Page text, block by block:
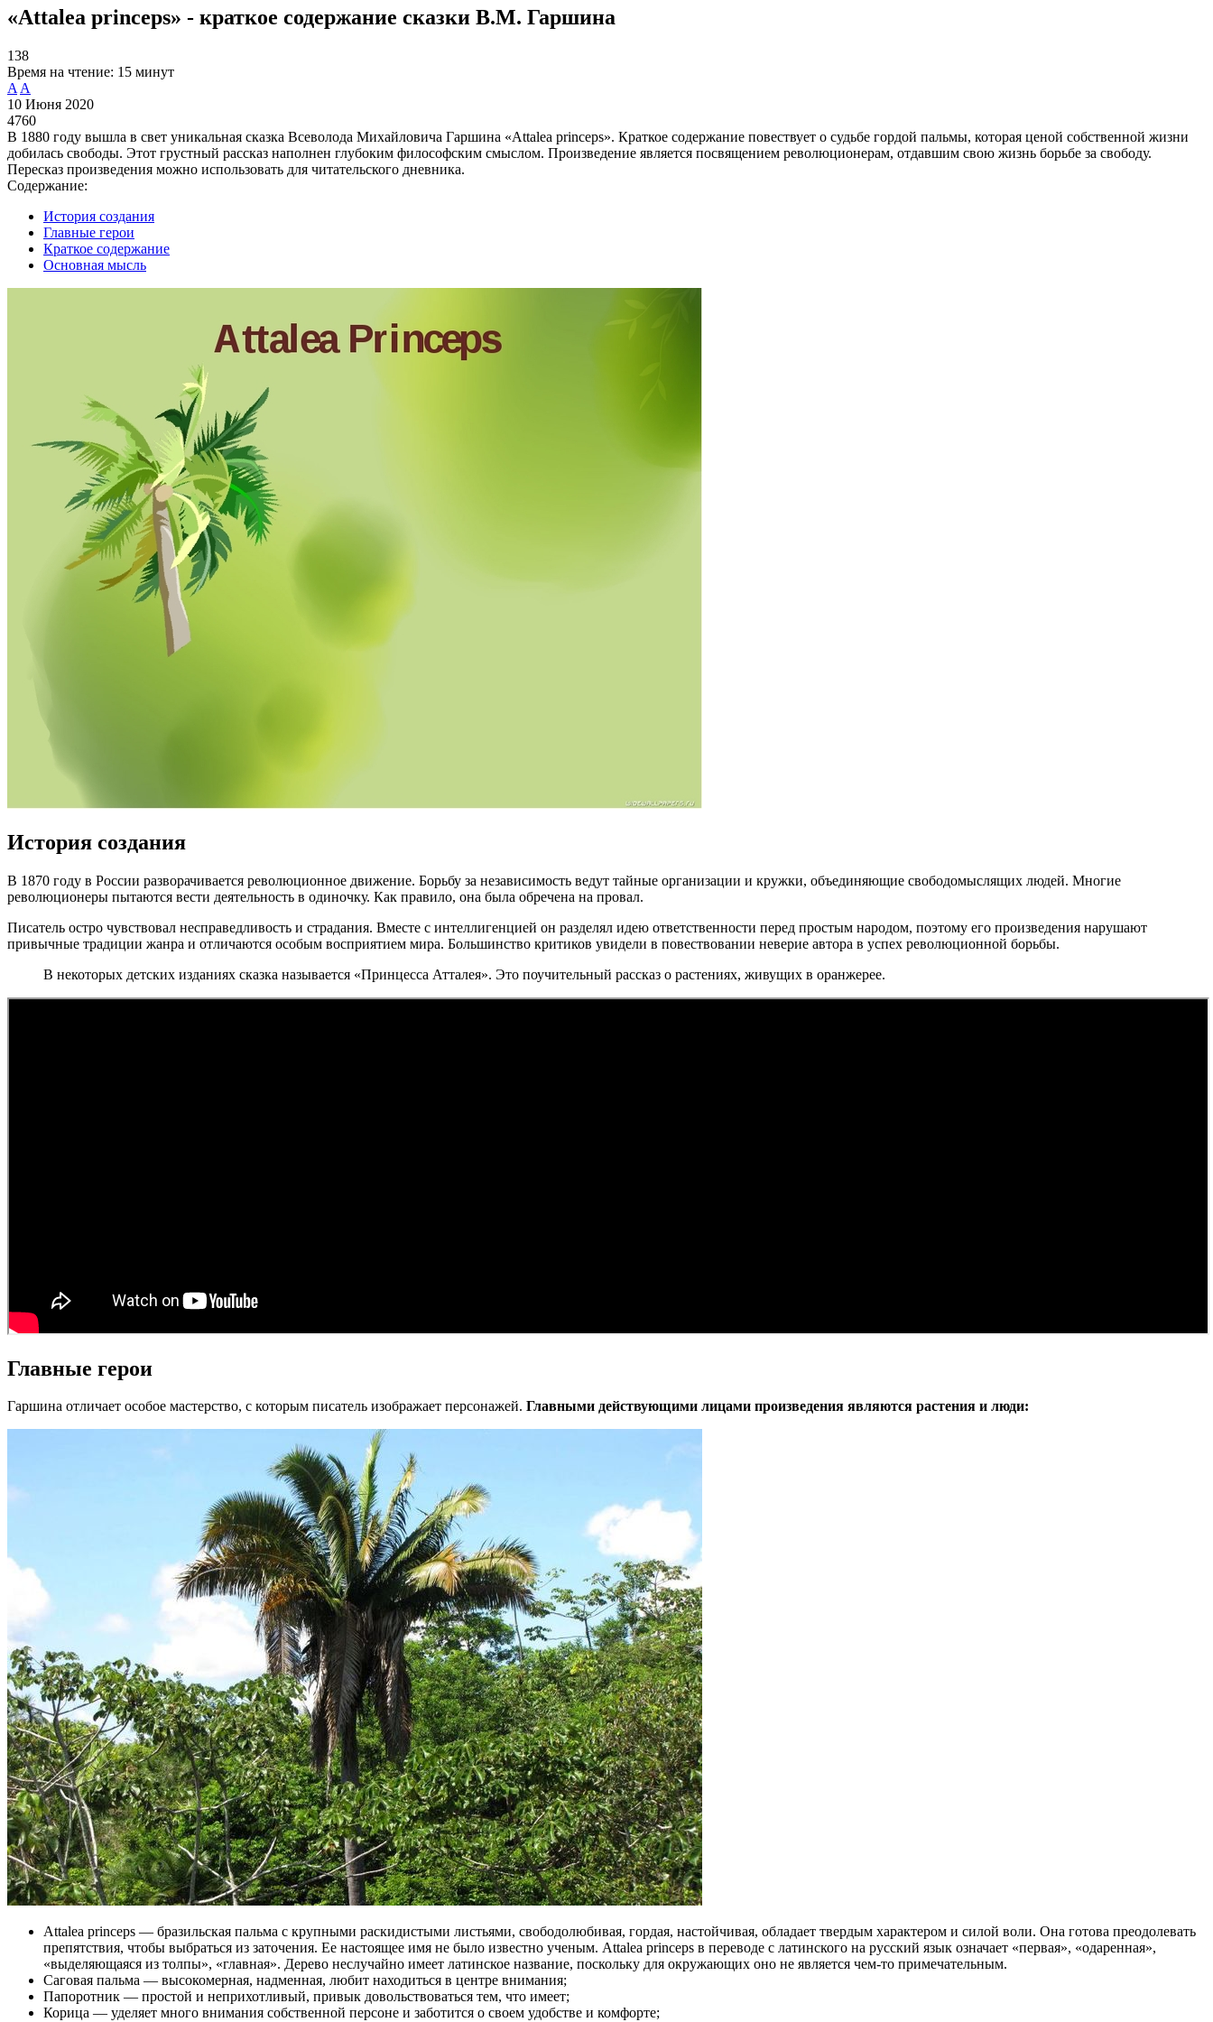
«Attalea princeps» - краткое содержание сказки В.М. Гаршина
138
Время на чтение: 15 минут
A A
10 Июня 2020
4760
В 1880 году вышла в свет уникальная сказка Всеволода Михайловича Гаршина «Attalea princeps». Краткое содержание повествует о судьбе гордой пальмы, которая ценой собственной жизни
добилась свободы. Этот грустный рассказ наполнен глубоким философским смыслом. Произведение является посвящением революционерам, отдавшим свою жизнь борьбе за свободу.
Пересказ произведения можно использовать для читательского дневника.
Содержание:
История создания
Главные герои
Краткое содержание
Основная мысль
История создания
В 1870 году в России разворачивается революционное движение. Борьбу за независимость ведут тайные организации и кружки, объединяющие свободомыслящих людей. Многие
революционеры пытаются вести деятельность в одиночку. Как правило, она была обречена на провал.
Писатель остро чувствовал несправедливость и страдания. Вместе с интеллигенцией он разделял идею ответственности перед простым народом, поэтому его произведения нарушают
привычные традиции жанра и отличаются особым восприятием мира. Большинство критиков увидели в повествовании неверие автора в успех революционной борьбы.
В некоторых детских изданиях сказка называется «Принцесса Атталея». Это поучительный рассказ о растениях, живущих в оранжерее.
Главные герои
Гаршина отличает особое мастерство, с которым писатель изображает персонажей. Главными действующими лицами произведения являются растения и люди:
Attalea princeps — бразильская пальма с крупными раскидистыми листьями, свободолюбивая, гордая, настойчивая, обладает твердым характером и силой воли. Она готова преодолевать
препятствия, чтобы выбраться из заточения. Ее настоящее имя не было известно ученым. Attalea princeps в переводе с латинского на русский язык означает «первая», «одаренная»,
«выделяющаяся из толпы», «главная». Дерево неслучайно имеет латинское название, поскольку для окружающих оно не является чем-то примечательным.
Саговая пальма — высокомерная, надменная, любит находиться в центре внимания;
Папоротник — простой и неприхотливый, привык довольствоваться тем, что имеет;
Корица — уделяет много внимания собственной персоне и заботится о своем удобстве и комфорте;